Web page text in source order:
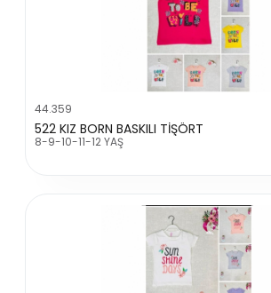
44.359
522 KIZ BORN BASKILI TİŞÖRT
8-9-10-11-12 YAŞ